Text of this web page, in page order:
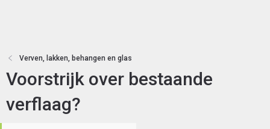
Verven, lakken, behangen en glas
Voorstrijk over bestaande
verflaag?